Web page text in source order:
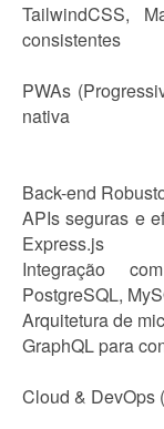
TailwindCSS,
consistentes
PWAs
nativa
Back-end
APIs seguras e
Express.js
Integração
PostgreSQL,
Arquitetura de
GraphQL para
Cloud & DevOps